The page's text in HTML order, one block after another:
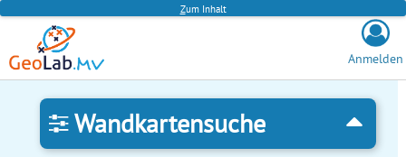
Zum Inhalt
Anmelden
Wandkartensuche